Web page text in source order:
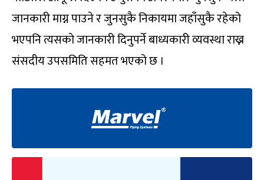
जानकारी माग्न पाउने र जुनसुकै निकायमा जहाँसुकै रहेको
भएपनि त्यसको जानकारी दिनुपर्ने बाध्यकारी व्यवस्था राख्न
संसदीय उपसमिति सहमत भएको छ ।